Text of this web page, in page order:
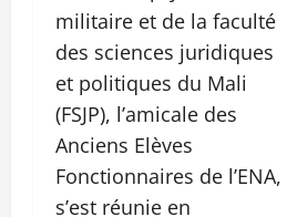
militaire et de la faculté
des sciences juridiques
et politiques du Mali
(FSJP), l’amicale des
Anciens Elèves
Fonctionnaires de l’ENA,
s’est réunie en